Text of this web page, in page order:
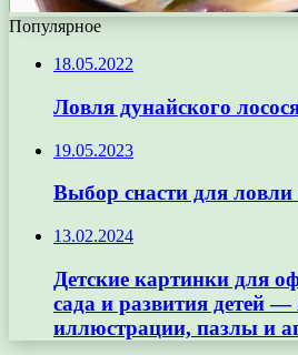
Популярное
18.05.2022
Ловля дунайского
19.05.2023
Выбор снасти для
13.02.2024
Детские картинки для
сада и развития детей
иллюстрации, пазлы и